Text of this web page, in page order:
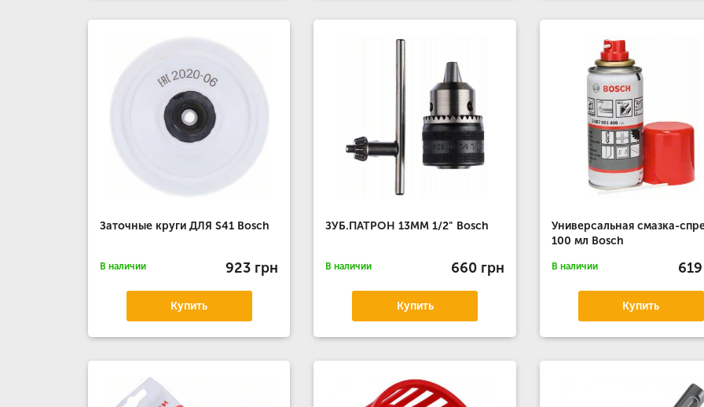
Заточные круги ДЛЯ S41 Bosch
В наличии 923 грн
Купить
ЗУБ.ПАТРОН 13MM 1/2" Bosch
В наличии 660 грн
Купить
Универсальная смазка-
100 мл Bosch
В наличии
Купить